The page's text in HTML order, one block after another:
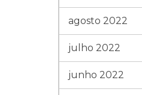
agosto 2022
julho 2022
junho 2022